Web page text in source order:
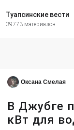
Туапсинские вести
39773 материалов
Оксана Смелая
В Джубге
кВт для